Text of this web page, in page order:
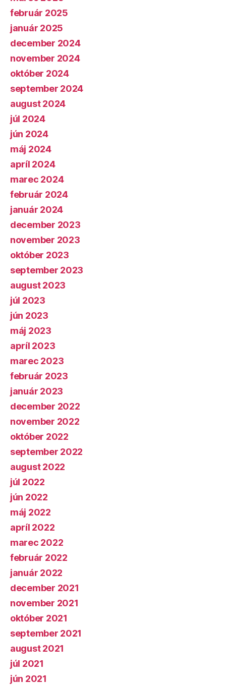
február 2025
január 2025
december 2024
november 2024
október 2024
september 2024
august 2024
júl 2024
jún 2024
máj 2024
apríl 2024
marec 2024
február 2024
január 2024
december 2023
november 2023
október 2023
september 2023
august 2023
júl 2023
jún 2023
máj 2023
apríl 2023
marec 2023
február 2023
január 2023
december 2022
november 2022
október 2022
september 2022
august 2022
júl 2022
jún 2022
máj 2022
apríl 2022
marec 2022
február 2022
január 2022
december 2021
november 2021
október 2021
september 2021
august 2021
júl 2021
jún 2021